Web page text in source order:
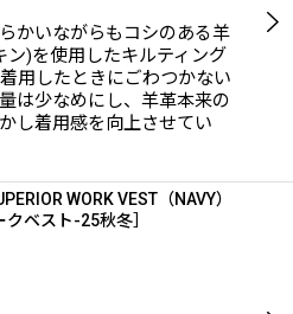
かいながらもコシのある羊
ン)を使用したキルティング
用したときにごわつかない
は少なめにし、羊革本来の
し着用感を向上させてい
WORK VEST（NAVY）
クベスト-25秋冬］